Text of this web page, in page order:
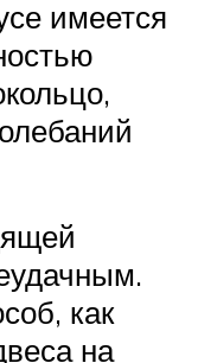
имеется
как
на